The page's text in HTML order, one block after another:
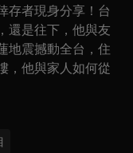
存者現身分享！台
還是往下，他與友
地震撼動全台，住
，他與家人如何從